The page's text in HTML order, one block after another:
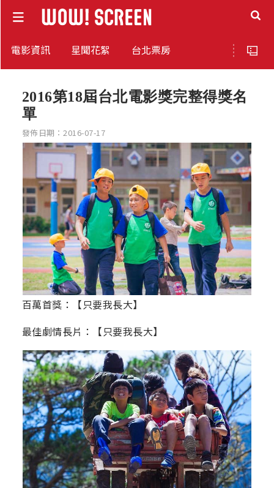
電影資訊 星聞花絮 台北票房
2016第18屆台北電影獎完整得獎名
單
發佈日期：2016-07-17
百萬首獎：【只要我長大】
最佳劇情長片：【只要我長大】